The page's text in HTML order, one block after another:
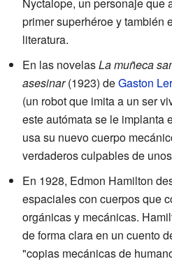
primer superhéroe y también
literatura.
En las novelasLa muñeca
asesinar(1923) deGaston
(un robot que imita a un ser
este autómata se le implanta
usa su nuevo cuerpo
verdaderos culpables de
En 1928, Edmon Hamilton
espaciales con cuerpos que
orgánicas y mecánicas.
de forma clara en un cuento
"copias mecánicas de